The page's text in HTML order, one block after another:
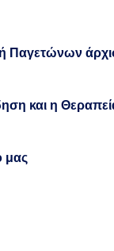
Παγετώνων
και η
μας